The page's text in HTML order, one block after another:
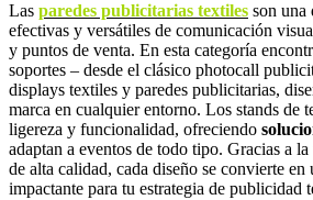
Las paredes publicitarias textiles son una
efectivas y versátiles de comunicación
y puntos de venta. En esta categoría
soportes – desde el clásico photocall
displays textiles y paredes publicitarias,
marca en cualquier entorno. Los stands de
ligereza y funcionalidad, ofreciendo
adaptan a eventos de todo tipo. Gracias a
de alta calidad, cada diseño se convierte en
impactante para tu estrategia de publicidad